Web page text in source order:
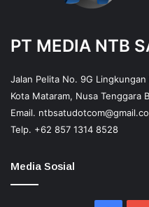
PT MEDIA NTB
Jalan Pelita No. 9G
Kota Mataram, Nusa Tenggara
Email.
Telp. +62 857 1314 8528
Media Sosial